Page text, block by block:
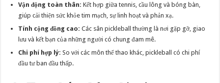
Vận động toàn thân: Kết hợp giữa tennis, cầu lông và bóng bàn,
giúp cải thiện sức khỏe tim mạch, sự linh hoạt và phản xạ.
Tính cộng đồng cao: Các sân pickleball thường là nơi gặp gỡ, giao
lưu và kết bạn của những người có chung đam mê.
Chi phí hợp lý: So với các môn thể thao khác, pickleball có chi phí
đầu tư ban đầu thấp.